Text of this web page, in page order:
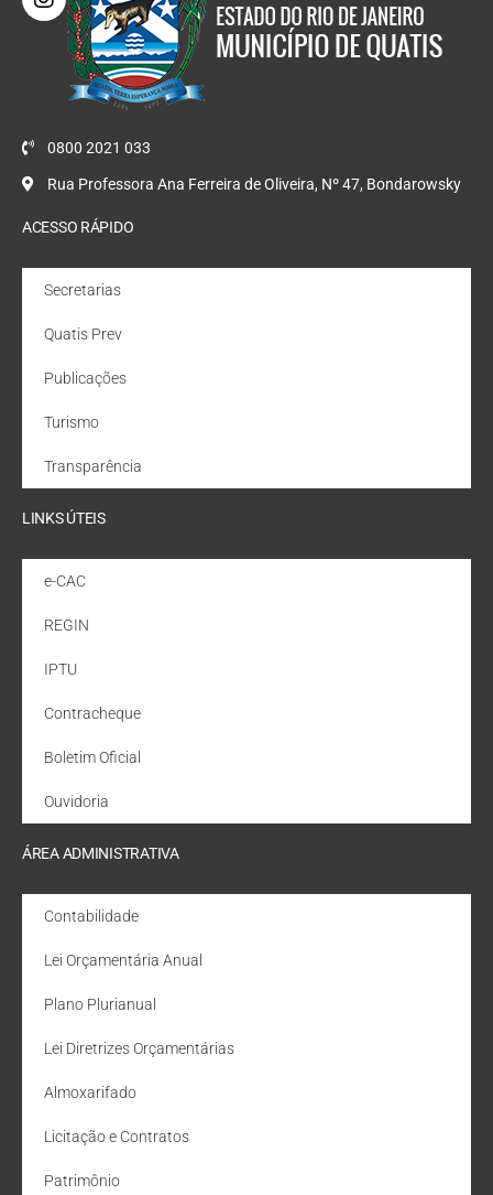
0800 2021 033
Rua Professora Ana Ferreira de Oliveira, Nº 47, Bondarowsky
ACESSO RÁPIDO
Secretarias
Quatis Prev
Publicações
Turismo
Transparência
LINKS ÚTEIS
e-CAC
REGIN
IPTU
Contracheque
Boletim Oficial
Ouvidoria
ÁREA ADMINISTRATIVA
Contabilidade
Lei Orçamentária Anual
Plano Plurianual
Lei Diretrizes Orçamentárias
Almoxarifado
Licitação e Contratos
Patrimônio